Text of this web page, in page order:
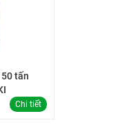
tấn
Chi tiết